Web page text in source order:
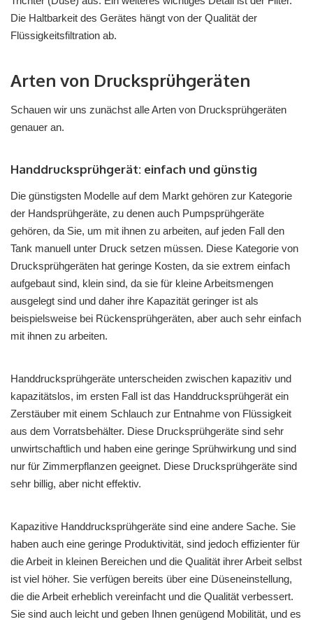
Die Haltbarkeit des Gerätes hängt von der Qualität der
Flüssigkeitsfiltration ab.
Arten von Drucksprühgeräten
Schauen wir uns zunächst alle Arten von Drucksprühgeräten
genauer an.
Handdrucksprühgerät: einfach und günstig
Die günstigsten Modelle auf dem Markt gehören zur Kategorie
der Handsprühgeräte, zu denen auch Pumpsprühgeräte
gehören, da Sie, um mit ihnen zu arbeiten, auf jeden Fall den
Tank manuell unter Druck setzen müssen. Diese Kategorie von
Drucksprühgeräten hat geringe Kosten, da sie extrem einfach
aufgebaut sind, klein sind, da sie für kleine Arbeitsmengen
ausgelegt sind und daher ihre Kapazität geringer ist als
beispielsweise bei Rückensprühgeräten, aber auch sehr einfach
mit ihnen zu arbeiten.
Handdrucksprühgeräte unterscheiden zwischen kapazitiv und
kapazitätslos, im ersten Fall ist das Handdrucksprühgerät ein
Zerstäuber mit einem Schlauch zur Entnahme von Flüssigkeit
aus dem Vorratsbehälter. Diese Drucksprühgeräte sind sehr
unwirtschaftlich und haben eine geringe Sprühwirkung und sind
nur für Zimmerpflanzen geeignet. Diese Drucksprühgeräte sind
sehr billig, aber nicht effektiv.
Kapazitive Handdrucksprühgeräte sind eine andere Sache. Sie
haben auch eine geringe Produktivität, sind jedoch effizienter für
die Arbeit in kleinen Bereichen und die Qualität ihrer Arbeit selbst
ist viel höher. Sie verfügen bereits über eine Düseneinstellung,
die die Arbeit erheblich vereinfacht und die Qualität verbessert.
Sie sind auch leicht und geben Ihnen genügend Mobilität, und es